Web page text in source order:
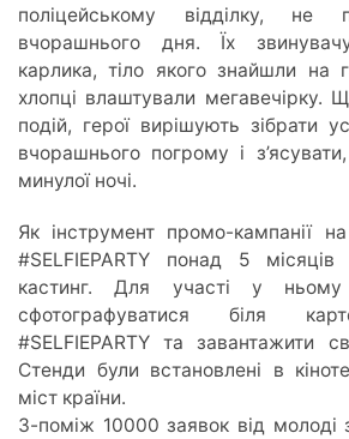
поліцейському відділку, не
вчорашнього дня. Їх
карлика, тіло якого знайшли на
хлопці влаштували мегавечірку.
подій, герої вирішують зібрати
вчорашнього погрому і
минулої ночі.
Як інструмент промо-кампанії на
#SELFIEPARTY понад 5 місяців
кастинг. Для участі у ньому
сфотографуватися біля
#SELFIEPARTY та завантажити
Стенди були встановлені в
міст країни.
З-поміж 10000 заявок від молоді